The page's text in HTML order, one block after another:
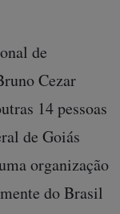
de
Cezar
14 pessoas
de Goiás
organização
do Brasil